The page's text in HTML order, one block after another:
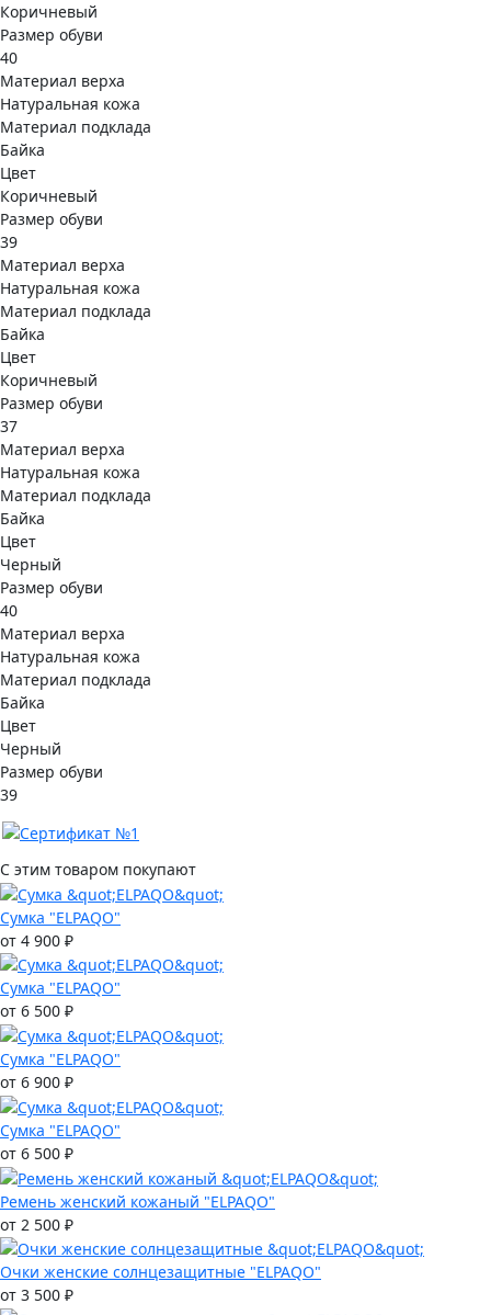
Коричневый
Размер обуви
40
Материал верха
Натуральная кожа
Материал подклада
Байка
Цвет
Коричневый
Размер обуви
39
Материал верха
Натуральная кожа
Материал подклада
Байка
Цвет
Коричневый
Размер обуви
37
Материал верха
Натуральная кожа
Материал подклада
Байка
Цвет
Черный
Размер обуви
40
Материал верха
Натуральная кожа
Материал подклада
Байка
Цвет
Черный
Размер обуви
39
С этим товаром покупают
Сумка "ELPAQO"
от 4 900 ₽
Сумка "ELPAQO"
от 6 500 ₽
Сумка "ELPAQO"
от 6 900 ₽
Сумка "ELPAQO"
от 6 500 ₽
Ремень женский кожаный "ELPAQO"
от 2 500 ₽
Очки женские солнцезащитные "ELPAQO"
от 3 500 ₽